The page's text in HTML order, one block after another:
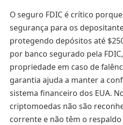
O seguro FDIC é crítico
segurança para os
protegendo depósitos até
por banco segurado pela
propriedade em caso de
garantia ajuda a manter a
sistema financeiro dos EUA.
criptomoedas não são
corrente e não têm o